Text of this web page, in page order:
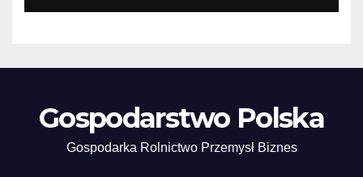
Gospodarstwo Polska
Gospodarka Rolnictwo Przemysł Biznes